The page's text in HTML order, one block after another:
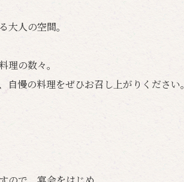
人の空間。
の数々。
慢の料理をぜひお召し上がりください。